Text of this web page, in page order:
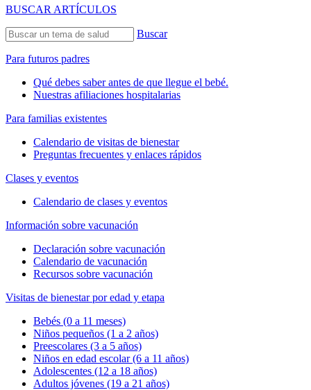
BUSCAR ARTÍCULOS
Buscar
Para futuros padres
Qué debes saber antes de que llegue el bebé.
Nuestras afiliaciones hospitalarias
Para familias existentes
Calendario de visitas de bienestar
Preguntas frecuentes y enlaces rápidos
Clases y eventos
Calendario de clases y eventos
Información sobre vacunación
Declaración sobre vacunación
Calendario de vacunación
Recursos sobre vacunación
Visitas de bienestar por edad y etapa
Bebés (0 a 11 meses)
Niños pequeños (1 a 2 años)
Preescolares (3 a 5 años)
Niños en edad escolar (6 a 11 años)
Adolescentes (12 a 18 años)
Adultos jóvenes (19 a 21 años)